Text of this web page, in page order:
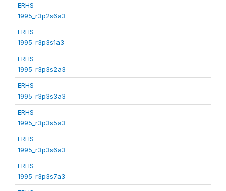
ERHS
1995_r3p2s6a3
ERHS
1995_r3p3s1a3
ERHS
1995_r3p3s2a3
ERHS
1995_r3p3s3a3
ERHS
1995_r3p3s5a3
ERHS
1995_r3p3s6a3
ERHS
1995_r3p3s7a3